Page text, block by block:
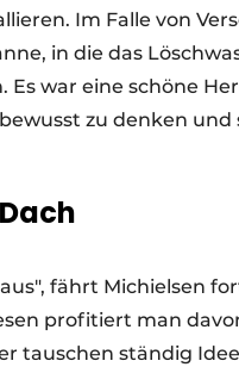
Im Falle von
in die das
war eine schöne
zu denken
fährt Michielsen
profitiert man
tauschen ständig